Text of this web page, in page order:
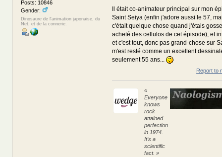
Posts: 10846
Gender:
Dinosaure de l'animation japonaise, du
Net, et de la connerie.
Il était co-animateur principal sur mon
Saint Seiya (enfin j'adore aussi le 57,
c'était quelque chose quand j'étais
acheté des cellulos de cet épisode), et
et c'est tout, donc pas grand-chose sur
m'est resté comme un excellent
seulement 55 ans...
Report to
«
Everyone
knows
rock
attained
perfection
in 1974.
It's a
scientific
fact. »